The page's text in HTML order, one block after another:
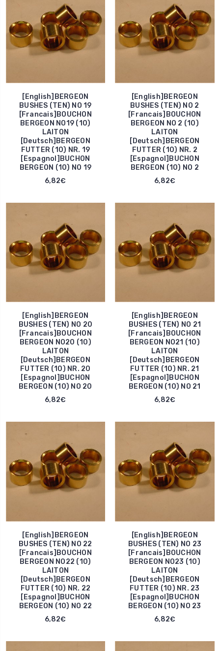
[English]BERGEON
BUSHES (TEN) NO 19
[Francais]BOUCHON
BERGEON NO19 (10)
LAITON
[Deutsch]BERGEON
FUTTER (10) NR. 19
[Espagnol]BUCHON
BERGEON (10) NO 19
6,82€
[English]BERGEON
BUSHES (TEN) NO 2
[Francais]BOUCHON
BERGEON NO 2 (10)
LAITON
[Deutsch]BERGEON
FUTTER (10) NR. 2
[Espagnol]BUCHON
BERGEON (10) NO 2
6,82€
[English]BERGEON
BUSHES (TEN) NO 20
[Francais]BOUCHON
BERGEON NO20 (10)
LAITON
[Deutsch]BERGEON
FUTTER (10) NR. 20
[Espagnol]BUCHON
BERGEON (10) NO 20
6,82€
[English]BERGEON
BUSHES (TEN) NO 21
[Francais]BOUCHON
BERGEON NO21 (10)
LAITON
[Deutsch]BERGEON
FUTTER (10) NR. 21
[Espagnol]BUCHON
BERGEON (10) NO 21
6,82€
[English]BERGEON
BUSHES (TEN) NO 22
[Francais]BOUCHON
BERGEON NO22 (10)
LAITON
[Deutsch]BERGEON
FUTTER (10) NR. 22
[Espagnol]BUCHON
BERGEON (10) NO 22
6,82€
[English]BERGEON
BUSHES (TEN) NO 23
[Francais]BOUCHON
BERGEON NO23 (10)
LAITON
[Deutsch]BERGEON
FUTTER (10) NR. 23
[Espagnol]BUCHON
BERGEON (10) NO 23
6,82€